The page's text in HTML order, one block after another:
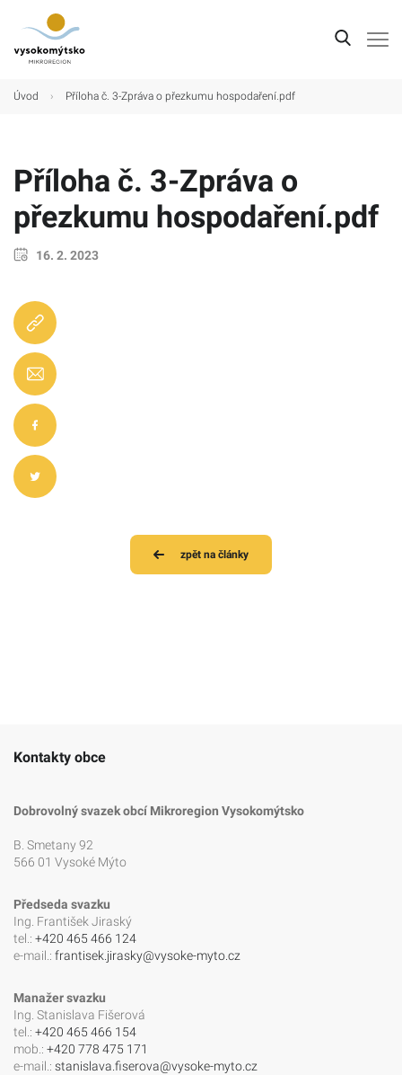
Úvod › Příloha č. 3-Zpráva o přezkumu hospodaření.pdf
Příloha č. 3-Zpráva o
přezkumu hospodaření.pdf
16. 2. 2023
zpět na články
Kontakty obce
Dobrovolný svazek obcí Mikroregion Vysokomýtsko
B. Smetany 92
566 01 Vysoké Mýto
Předseda svazku
Ing. František Jiraský
tel.: +420 465 466 124
e-mail.: frantisek.jirasky@vysoke-myto.cz
Manažer svazku
Ing. Stanislava Fišerová
tel.: +420 465 466 154
mob.: +420 778 475 171
e-mail.: stanislava.fiserova@vysoke-myto.cz
Úvod
Obce
Turistické cíle
Kultura